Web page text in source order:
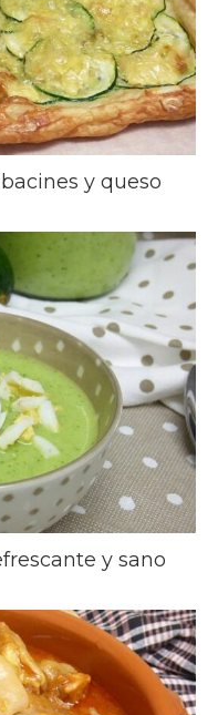
y queso
y sano